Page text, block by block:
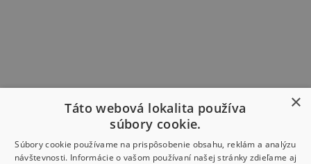
×
Táto webová lokalita používa
súbory cookie.
Súbory cookie používame na prispôsobenie obsahu, reklám a analýzu
návštevnosti. Informácie o vašom používaní našej stránky zdieľame aj